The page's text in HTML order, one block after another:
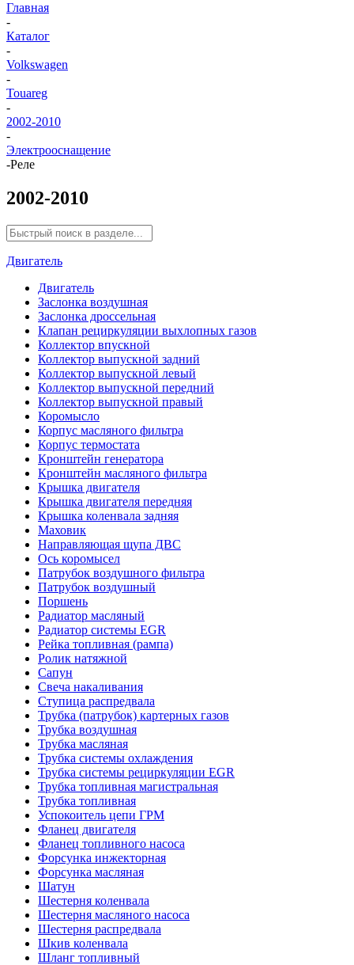
Главная
-
Каталог
-
Volkswagen
-
Touareg
-
2002-2010
-
Электрооснащение
-Реле
2002-2010
Двигатель
Двигатель
Заслонка воздушная
Заслонка дроссельная
Клапан рециркуляции выхлопных газов
Коллектор впускной
Коллектор выпускной задний
Коллектор выпускной левый
Коллектор выпускной передний
Коллектор выпускной правый
Коромысло
Корпус масляного фильтра
Корпус термостата
Кронштейн генератора
Кронштейн масляного фильтра
Крышка двигателя
Крышка двигателя передняя
Крышка коленвала задняя
Маховик
Направляющая щупа ДВС
Ось коромысел
Патрубок воздушного фильтра
Патрубок воздушный
Поршень
Радиатор масляный
Радиатор системы EGR
Рейка топливная (рампа)
Ролик натяжной
Сапун
Свеча накаливания
Ступица распредвала
Трубка (патрубок) картерных газов
Трубка воздушная
Трубка масляная
Трубка системы охлаждения
Трубка системы рециркуляции EGR
Трубка топливная магистральная
Трубка топливная
Успокоитель цепи ГРМ
Фланец двигателя
Фланец топливного насоса
Форсунка инжекторная
Форсунка масляная
Шатун
Шестерня коленвала
Шестерня масляного насоса
Шестерня распредвала
Шкив коленвала
Шланг топливный